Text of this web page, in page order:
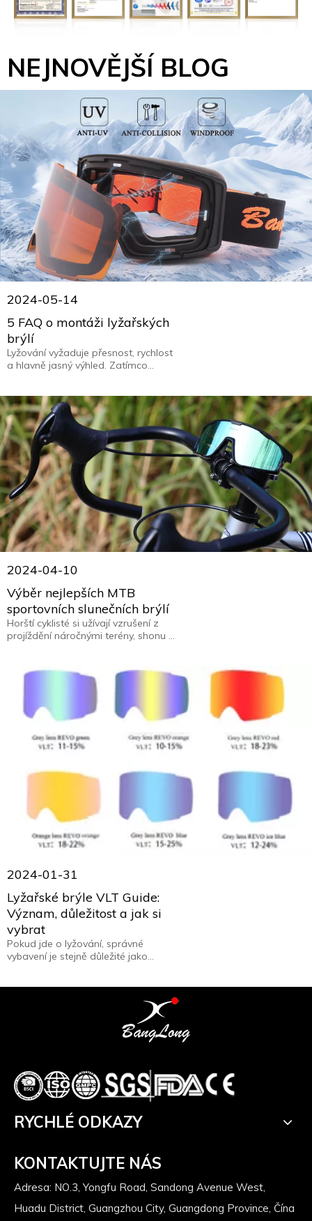
NEJNOVĚJŠÍ BLOG
2024-05-14
5 FAQ o montáži lyžařských
brýlí
Lyžování vyžaduje přesnost, rychlost
a hlavně jasný výhled. Zatímco
součástí vybavení jsou vaše
sportovní sluneční brýle. V tomto
obsáhlém průvodci probereme často
kladené otázky o tom, „jak by měly
lyžařské brýle sedět“.
2024-04-10
Výběr nejlepších MTB
sportovních slunečních brýlí
Horští cyklisté si užívají vzrušení z
projíždění náročnými terény, shonu ze
zážitky plně užít, nelze ignorovat
důležitost bezpečnosti. MTB
oči před škodlivými slunečními UV
paprsky, ale také je chrání před
prachem, nečistotami a občasnou
nízko visící větví.
2024-01-31
Lyžařské brýle VLT Guide:
Význam, důležitost a jak si
vybrat
Pokud jde o lyžování, správné
vybavení je stejně důležité jako
neboli propustnost viditelného světla
v lyžařských brýlích. Tato vlastnost je
zásadní jak pro bezpečnost, tak pro
RYCHLÉ ODKAZY
KONTAKTUJTE NÁS
Adresa: NO.3, Yongfu Road, Sandong Avenue West,
Huadu District, Guangzhou City, Guangdong Province, Čína